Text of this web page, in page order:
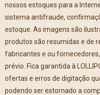
nossos estoques para a
sistema antifraude,
estoque. As imagens são
produtos são resumidas e de
fabricantes e ou
prévio. Fica garantida à
ofertas e erros de digitação
podendo ser estornado a